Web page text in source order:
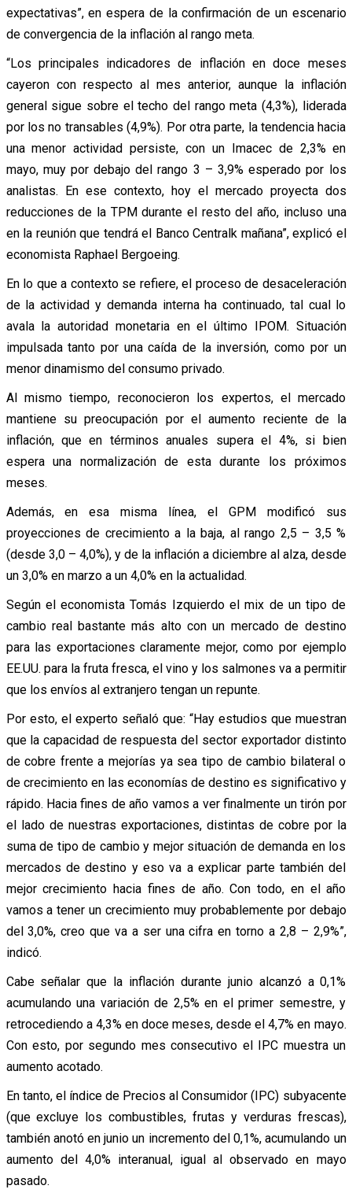
expectativas”, en espera de la confirmación de un escenario
de convergencia de la inflación al rango meta.
“Los principales indicadores de inflación en doce meses
cayeron con respecto al mes anterior, aunque la inflación
general sigue sobre el techo del rango meta (4,3%), liderada
por los no transables (4,9%). Por otra parte, la tendencia hacia
una menor actividad persiste, con un Imacec de 2,3% en
mayo, muy por debajo del rango 3 – 3,9% esperado por los
analistas. En ese contexto, hoy el mercado proyecta dos
reducciones de la TPM durante el resto del año, incluso una
en la reunión que tendrá el Banco Centralk mañana”, explicó el
economista Raphael Bergoeing.
En lo que a contexto se refiere, el proceso de desaceleración
de la actividad y demanda interna ha continuado, tal cual lo
avala la autoridad monetaria en el último IPOM. Situación
impulsada tanto por una caída de la inversión, como por un
menor dinamismo del consumo privado.
Al mismo tiempo, reconocieron los expertos, el mercado
mantiene su preocupación por el aumento reciente de la
inflación, que en términos anuales supera el 4%, si bien
espera una normalización de esta durante los próximos
meses.
Además, en esa misma línea, el GPM modificó sus
proyecciones de crecimiento a la baja, al rango 2,5 – 3,5 %
(desde 3,0 – 4,0%), y de la inflación a diciembre al alza, desde
un 3,0% en marzo a un 4,0% en la actualidad.
Según el economista Tomás Izquierdo el mix de un tipo de
cambio real bastante más alto con un mercado de destino
para las exportaciones claramente mejor, como por ejemplo
EE.UU. para la fruta fresca, el vino y los salmones va a permitir
que los envíos al extranjero tengan un repunte.
Por esto, el experto señaló que: “Hay estudios que muestran
que la capacidad de respuesta del sector exportador distinto
de cobre frente a mejorías ya sea tipo de cambio bilateral o
de crecimiento en las economías de destino es significativo y
rápido. Hacia fines de año vamos a ver finalmente un tirón por
el lado de nuestras exportaciones, distintas de cobre por la
suma de tipo de cambio y mejor situación de demanda en los
mercados de destino y eso va a explicar parte también del
mejor crecimiento hacia fines de año. Con todo, en el año
vamos a tener un crecimiento muy probablemente por debajo
del 3,0%, creo que va a ser una cifra en torno a 2,8 – 2,9%”,
indicó.
Cabe señalar que la inflación durante junio alcanzó a 0,1%
acumulando una variación de 2,5% en el primer semestre, y
retrocediendo a 4,3% en doce meses, desde el 4,7% en mayo.
Con esto, por segundo mes consecutivo el IPC muestra un
aumento acotado.
En tanto, el índice de Precios al Consumidor (IPC) subyacente
(que excluye los combustibles, frutas y verduras frescas),
también anotó en junio un incremento del 0,1%, acumulando un
aumento del 4,0% interanual, igual al observado en mayo
pasado.